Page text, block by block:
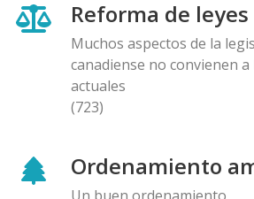
Reforma de
Muchos aspectos de la
canadiense no convienen
actuales
(723)
Ordenamiento
Un buen ordenamiento